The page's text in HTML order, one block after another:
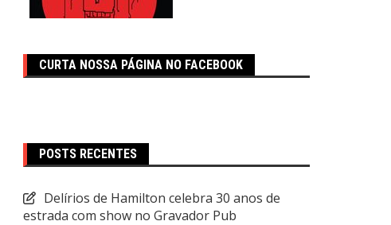
CURTA NOSSA PÁGINA NO FACEBOOK
POSTS RECENTES
Delírios de Hamilton celebra 30 anos de
estrada com show no Gravador Pub